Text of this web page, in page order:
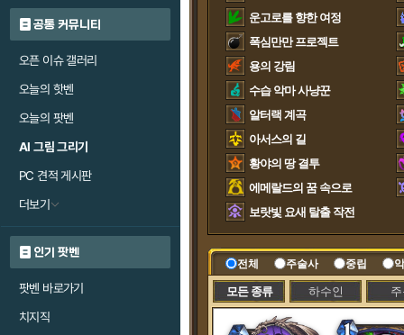
공통 커뮤니티
오픈 이슈 갤러리
오늘의 핫벤
오늘의 팟벤
AI 그림 그리기
PC 견적 게시판
더보기
인기 팟벤
팟벤 바로가기
치지직
운고로를 향한 여정
폭심만만 프로젝트
용의 강림
수습 악마 사냥꾼
알터랙 계곡
아서스의 길
황야의 땅 결투
에메랄드의 꿈 속으로
보랏빛 요새 탈출 작전
전체 주술사 중립
모든 종류 하수인